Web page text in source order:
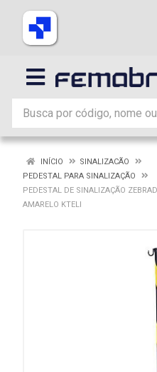
INÍCIO
SINALIZACÃO
PEDESTAL PARA SINALIZAÇÃO
PEDESTAL DE SINALIZAÇÃO
AMARELO KTELI